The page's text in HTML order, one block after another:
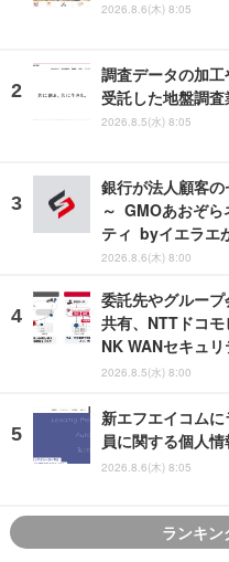
2026.8.6(木) 8:05
調査データの加
受託した地盤調
2026.8.5(水) 8:05
銀行が法人顧客
～ GMOあおぞら
ティ byイエラエ
2026.8.6(木) 8:00
委託先やグルー
共有、NTTドコ
NK WANセキュ
2026.8.5(水) 8:00
新エフエイコム
員に関する個人
2026.8.6(木) 8:05
ランキン